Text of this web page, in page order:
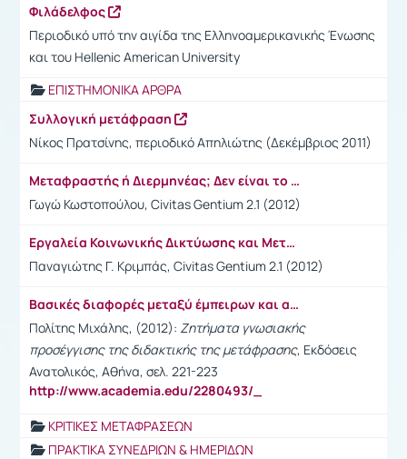
Φιλάδελφος
Περιοδικό υπό την αιγίδα της Ελληνοαμερικανικής Ένωσης
και του Hellenic American University
ΕΠΙΣΤΗΜΟΝΙΚΑ ΑΡΘΡΑ
Συλλογική μετάφραση
Νίκος Πρατσίνης, περιοδικό Απηλιώτης (Δεκέμβριος 2011)
Μεταφραστής ή Διερμηνέας; Δεν είναι το ίδιο! Ορισμένες Απαραίτητες Διευκρινίσεις για δύο Επαγγέλματα με Πολλές Ομοιότητες, αλλά και Διαφορές
Γωγώ Κωστοπούλου, Civitas Gentium 2.1 (2012)
Εργαλεία Κοινωνικής Δικτύωσης και Μεταφραστές: Η Περiπτωση του LinkedIn
Παναγιώτης Γ. Κριμπάς, Civitas Gentium 2.1 (2012)
Βασικές διαφορές μεταξύ έμπειρων και αρχάριων μεταφραστών
Πολίτης Μιχάλης, (2012): Ζητήματα γνωσιακής
προσέγγισης της διδακτικής της μετάφρασης, Εκδόσεις
Ανατολικός, Αθήνα, σελ. 221-223
http://www.academia.edu/2280493/_
ΚΡΙΤΙΚΕΣ ΜΕΤΑΦΡΑΣΕΩΝ
ΠΡΑΚΤΙΚΑ ΣΥΝΕΔΡΙΩΝ & ΗΜΕΡΙΔΩΝ